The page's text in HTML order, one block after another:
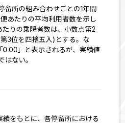
留所の組み合わせごとの1年間
あたりの平均利用者数を示し
たりの乗降者数は、小数点第2
3位を四捨五入)とする。な
0.00」と表示されるが、実績値
はない。
績をもとに、各停留所における